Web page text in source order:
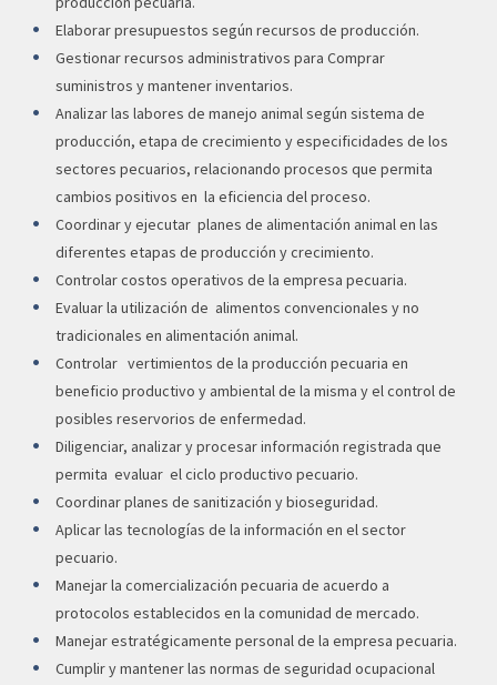
Elaborar presupuestos según recursos de producción.
Gestionar recursos administrativos para Comprar
suministros y mantener inventarios.
Analizar las labores de manejo animal según sistema de
producción, etapa de crecimiento y especificidades de los
sectores pecuarios, relacionando procesos que permita
cambios positivos en la eficiencia del proceso.
Coordinar y ejecutar planes de alimentación animal en las
diferentes etapas de producción y crecimiento.
Controlarcostos operativos de la empresa pecuaria.
Evaluar la utilización de alimentos convencionales y no
tradicionales en alimentación animal.
Controlar vertimientos de la producción pecuaria en
beneficio productivo y ambiental de la misma y el control de
posibles reservorios de enfermedad.
Diligenciar, analizar y procesar información registrada que
permita evaluar el ciclo productivo pecuario.
Coordinar planes de sanitización y bioseguridad.
Aplicar las tecnologías de la información en el sector
pecuario.
Manejar la comercialización pecuaria de acuerdo a
protocolos establecidos en la comunidad de mercado.
Manejar estratégicamente personal de la empresa pecuaria.
Cumplir y mantener las normas de seguridad ocupacional